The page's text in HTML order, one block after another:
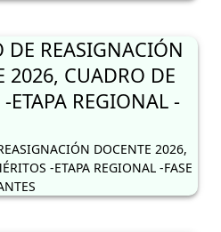
DE REASIGNACIÓN
2026, CUADRO DE
ETAPA REGIONAL -
DOCENTE 2026,
-ETAPA REGIONAL -FASE